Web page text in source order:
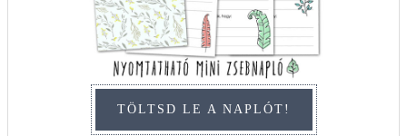
TÖLTSD LE A NAPLÓT!